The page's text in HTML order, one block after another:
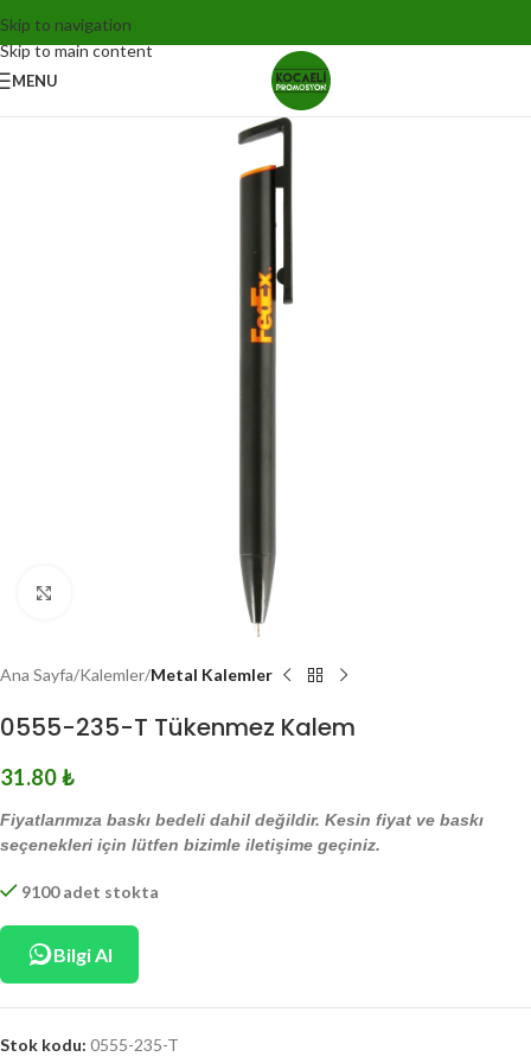
Skip to navigation
Skip to main content
MENU
Ana Sayfa Kalemler Metal Kalemler
0555-235-T Tükenmez Kalem
31.80₺
Fiyatlarımıza baskı bedeli dahil değildir. Kesin fiyat ve baskı
seçenekleri için lütfen bizimle iletişime geçiniz.
9100 adet stokta
Bilgi Al
Stok kodu: 0555-235-T